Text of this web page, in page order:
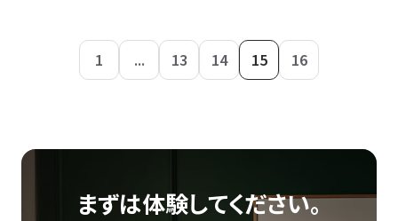
1 ... 13 14 15 16
まずは体験してください。